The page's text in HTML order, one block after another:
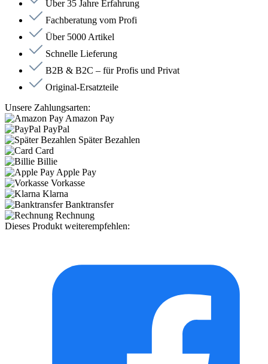
Über 35 Jahre Erfahrung
Fachberatung vom Profi
Über 5000 Artikel
Schnelle Lieferung
B2B & B2C – für Profis und Privat
Original-Ersatzteile
Unsere Zahlungsarten:
Amazon Pay
PayPal
Später Bezahlen
Card
Billie
Apple Pay
Vorkasse
Klarna
Banktransfer
Rechnung
Dieses Produkt weiterempfehlen: